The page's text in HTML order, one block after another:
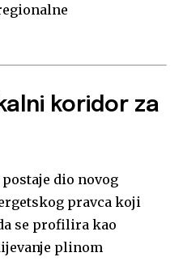
koridor za
dio novog
pravca koji
se profilira kao
plinom